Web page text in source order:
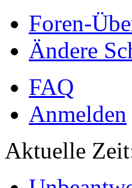
Foren-
Ändere
FAQ
Anmelden
Aktuelle